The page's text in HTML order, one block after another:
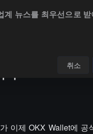
다
이제 OKX Wallet에 공
계 뉴스를 최우선으로 받
취소